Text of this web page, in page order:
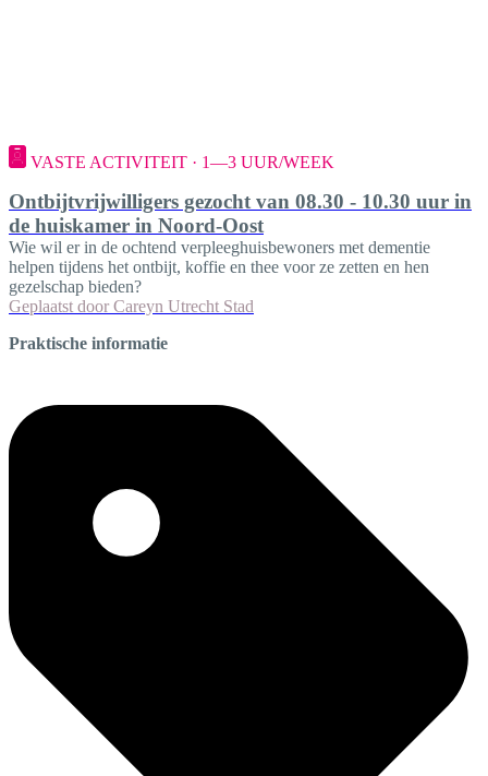
VASTE ACTIVITEIT · 1—3 UUR/WEEK
Ontbijtvrijwilligers gezocht van 08.30 - 10.30 uur in
de huiskamer in Noord-Oost
Wie wil er in de ochtend verpleeghuisbewoners met dementie
helpen tijdens het ontbijt, koffie en thee voor ze zetten en hen
gezelschap bieden?
Geplaatst door Careyn Utrecht Stad
Praktische informatie